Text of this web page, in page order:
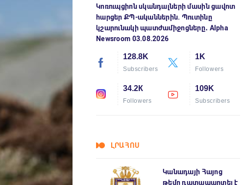
Կոռուպցիոն սկանդալների մասին ցավոտ
հարցեր ՔՊ-ականներին. Պուտինը
կշարունակի պատժամիջոցները․ Alpha
Newsroom 03.08.2026
128.8K
Subscribers
1K
Followers
34.2К
Followers
109K
Subscribers
ԼՐԱՀՈՍ
Կանադայի Հայոց
թեմը դատապարտել է